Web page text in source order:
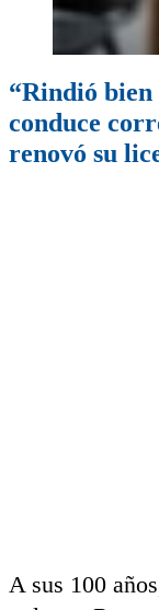
“Rindió bien
conduce
renovó su
A sus 100